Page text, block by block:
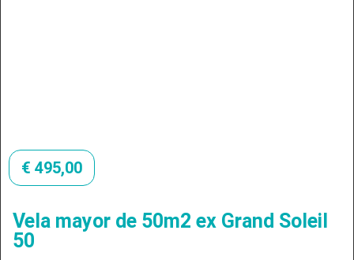
€ 495,00
Vela mayor de 50m2 ex Grand Soleil
50